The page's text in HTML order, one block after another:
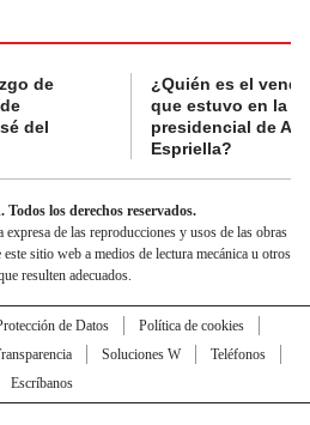
de
del
¿Quién es el
que estuvo en la
presidencial de
Espriella?
los derechos reservados.
de las reproducciones y usos de las obras
sitio web a medios de lectura mecánica u otros
resulten adecuados.
de Datos
Política de cookies
Soluciones W
Teléfonos
Escríbanos